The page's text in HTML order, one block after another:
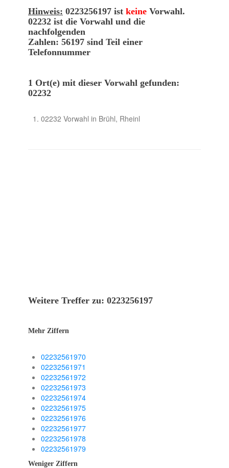
Hinweis: 0223256197 ist keine Vorwahl.
02232 ist die Vorwahl und die
nachfolgenden
Zahlen: 56197 sind Teil einer
Telefonnummer
1 Ort(e) mit dieser Vorwahl gefunden:
02232
02232 Vorwahl in Brühl, Rheinl
Weitere Treffer zu: 0223256197
Mehr Ziffern
02232561970
02232561971
02232561972
02232561973
02232561974
02232561975
02232561976
02232561977
02232561978
02232561979
Weniger Ziffern